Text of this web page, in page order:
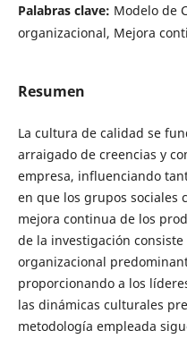
Palabras clave: Modelo de
organizacional, Mejora
Resumen
La cultura de calidad se
arraigado de creencias y
empresa, influenciando
en que los grupos sociales
mejora continua de los
de la investigación
organizacional
proporcionando a los
las dinámicas culturales
metodología empleada